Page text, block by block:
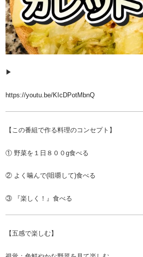
▶︎
https://youtu.be/KIcDPotMbnQ
【この番組で作る料理のコンセプト】
① 野菜を１日８００g食べる
② よく噛んで(咀嚼して)食べる
③ 『楽しく！』食べる
【五感で楽しむ】